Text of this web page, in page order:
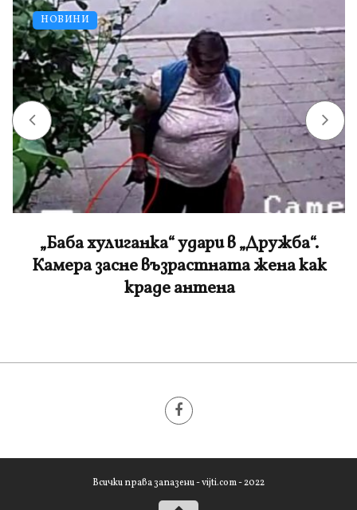
НОВИНИ
„Баба хулиганка“ удари в „Дружба“.
Камера засне възрастната жена как
краде антена
Всички права запазени - vijti.com - 2022